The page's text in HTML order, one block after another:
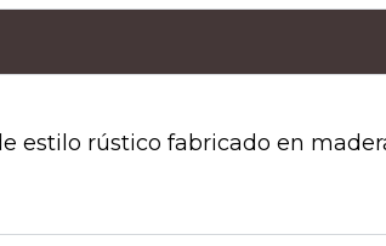
estilo rústico fabricado en